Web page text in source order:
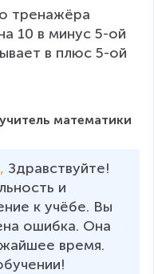
тренажёра
10 в минус 5-ой
в плюс 5-ой
математики
Здравствуйте!
и
к учёбе. Вы
ошибка. Она
время.